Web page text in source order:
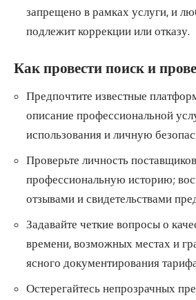
запрещено в рамках услуги, и
подлежит коррекции или отказу.
Как провести поиск и
Предпочтите известные
описание профессиональной
использования и личную
Проверьте личность
профессиональную историю;
отзывами и свидетельствами
Задавайте четкие вопросы о
времени, возможных местах и
ясного документирования
Остерегайтесь непрозрачных